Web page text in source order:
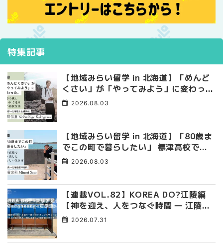
特集記事
【地域みらい留学 in 北海道】「めんど
くさい」が「やってみよう」に変わっ
た。 十勝の風に吹かれて走る、僕の泥
2026.08.03
【地域みらい留学 in 北海道】「80歳ま
でこの町で暮らしたい」 標津高校で踏
み出した、私らしい生き方
2026.08.03
【連載VOL.82】KOREA DO?江陵編
【神を迎え、人をつなぐ時間 ― 江陵端
午祭 】
2026.07.31